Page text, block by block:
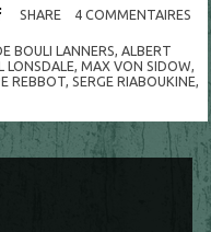
SHARE 4 COMMENTAIRES
BOULI LANNERS, ALBERT
LONSDALE, MAX VON SIDOW,
REBBOT,SERGE RIABOUKINE,